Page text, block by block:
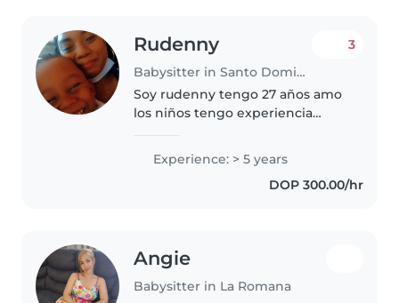
Rudenny
Babysitter in Santo Domingo
3
Soy rudenny tengo 27 años amo
los niños tengo experiencia
amoroso responsable me
encanta cuidar niños también
estudio psicólogia Escolar he
Experience: > 5 years
DOP 300.00/hr
Angie
Babysitter in La Romana